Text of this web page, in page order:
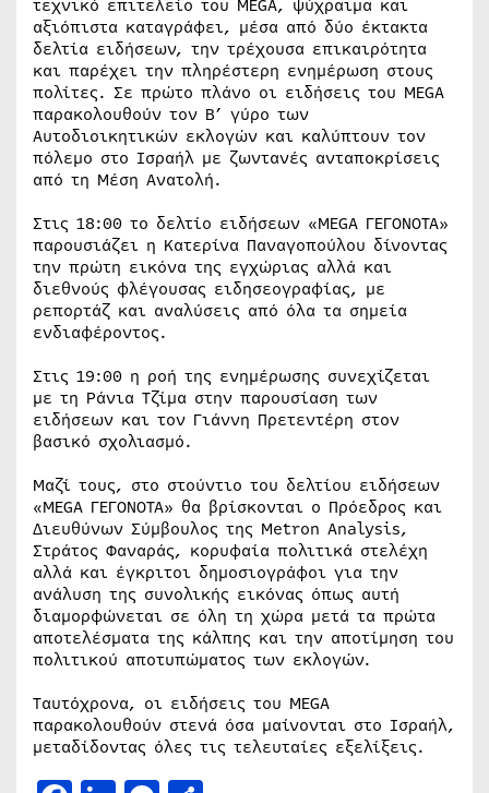
τεχνικό επιτελείο του MEGA, ψύχραιμα και
αξιόπιστα καταγράφει, μέσα από δύο έκτακτα
δελτία ειδήσεων, την τρέχουσα επικαιρότητα
και παρέχει την πληρέστερη ενημέρωση στους
πολίτες. Σε πρώτο πλάνο οι ειδήσεις του MEGA
παρακολουθούν τον Β’ γύρο των
Αυτοδιοικητικών εκλογών και καλύπτουν τον
πόλεμο στο Ισραήλ με ζωντανές ανταποκρίσεις
από τη Μέση Ανατολή.
Στις 18:00 το δελτίο ειδήσεων «MEGA ΓΕΓΟΝΟΤΑ»
παρουσιάζει η Κατερίνα Παναγοπούλου δίνοντας
την πρώτη εικόνα της εγχώριας αλλά και
διεθνούς φλέγουσας ειδησεογραφίας, με
ρεπορτάζ και αναλύσεις από όλα τα σημεία
ενδιαφέροντος.
Στις 19:00 η ροή της ενημέρωσης συνεχίζεται
με τη Ράνια Τζίμα στην παρουσίαση των
ειδήσεων και τον Γιάννη Πρετεντέρη στον
βασικό σχολιασμό.
Μαζί τους, στο στούντιο του δελτίου ειδήσεων
«MEGA ΓΕΓΟΝΟΤΑ» θα βρίσκονται o Πρόεδρος και
Διευθύνων Σύμβουλος της Metron Analysis,
Στράτος Φαναράς, κορυφαία πολιτικά στελέχη
αλλά και έγκριτοι δημοσιογράφοι για την
ανάλυση της συνολικής εικόνας όπως αυτή
διαμορφώνεται σε όλη τη χώρα μετά τα πρώτα
αποτελέσματα της κάλπης και την αποτίμηση του
πολιτικού αποτυπώματος των εκλογών.
Ταυτόχρονα, οι ειδήσεις του MEGA
παρακολουθούν στενά όσα μαίνονται στο Ισραήλ,
μεταδίδοντας όλες τις τελευταίες εξελίξεις.